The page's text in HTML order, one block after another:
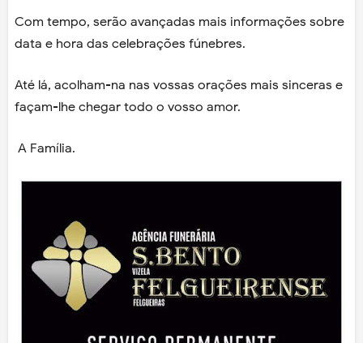
Com tempo, serão avançadas mais informações sobre
data e hora das celebrações fúnebres.
Até lá, acolham-na nas vossas orações mais sinceras e
façam-lhe chegar todo o vosso amor.
A Família.